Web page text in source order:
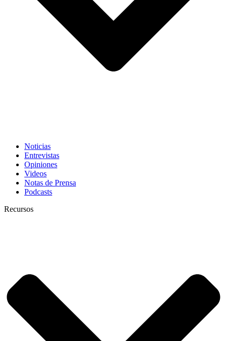
Noticias
Entrevistas
Opiniones
Videos
Notas de Prensa
Podcasts
Recursos